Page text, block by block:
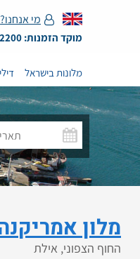
מי אנחנו?
מוקד הזמנות: 072-3712200, א'-ה': 19:00-9:00, שישי: 13:00-9:00
מלונות בישראל
מלון
החוף הצפוני, אילת